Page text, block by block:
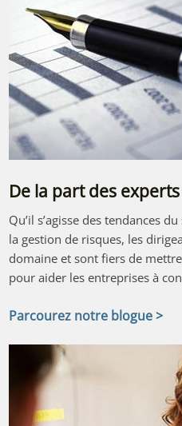
De la part des experts
Qu’il s’agisse des tendances
la gestion de risques, les
domaine et sont fiers de
pour aider les entreprises à
Parcourez notre blogue >